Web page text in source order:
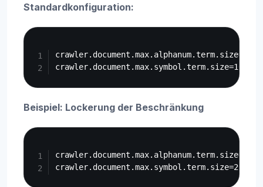
Standardkonfiguration:
crawler.document.max.alphanum.term.size=20
Beispiel: Lockerung der Beschränkung
crawler.document.max.alphanum.term.size=50